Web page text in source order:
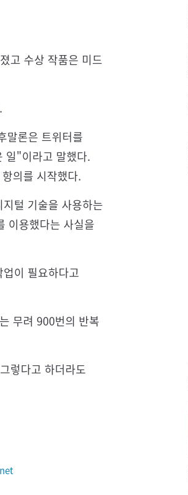
고 수상 작품은 미드
말론은 트위터를
일"이라고 말했다.
의를 시작했다.
털 기술을 사용하는
이용했다는 사실을
이 필요하다고
무려 900번의 반복
렇다고 하더라도